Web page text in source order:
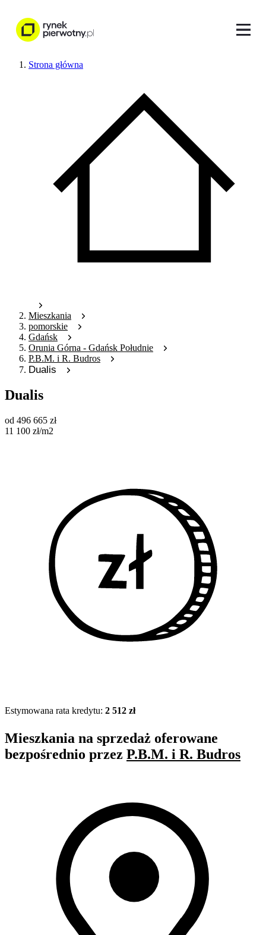
Strona główna
Mieszkania
pomorskie
Gdańsk
Orunia Górna - Gdańsk Południe
P.B.M. i R. Budros
Dualis
Dualis
od 496 665 zł
11 100 zł/m2
Estymowana rata kredytu: 2 512 zł
Mieszkania na sprzedaż oferowane
bezpośrednio przez P.B.M. i R. Budros